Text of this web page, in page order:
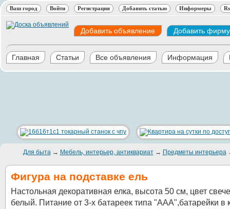
Ваш город Войти Регистрация Добавить статью Информеры
Добавить объявление Добавить фирму
Главная Статьи Все объявления Информация
Для быта→ Мебель, интерьер, антиквариат→ Предметы интерьера
Фигура на подставке ель
Настольная декоративная елка, высота 50 см, цвет
белый. Питание от 3-х батареек типа "AAА",батарейки в